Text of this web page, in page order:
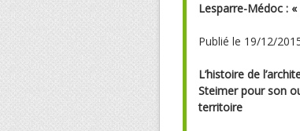
Lesparre-Médoc :
Publié le 19/12/
L’histoire de
Steimer pour son
territoire